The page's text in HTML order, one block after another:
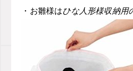
・お雛様はひな人形様収納用